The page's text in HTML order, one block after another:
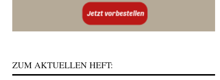
ZUM AKTUELLEN HEFT: